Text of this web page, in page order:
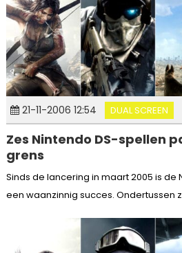
21-11-2006 12:54 DUAL SCREEN
Zes Nintendo DS-spellen
grens
Sinds de lancering in maart 2005 is de
een waanzinnig succes. Ondertussen